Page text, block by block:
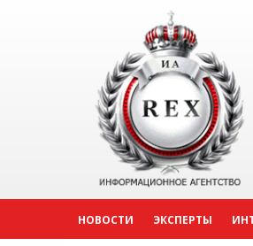
НОВОСТИ ЭКСПЕРТЫ